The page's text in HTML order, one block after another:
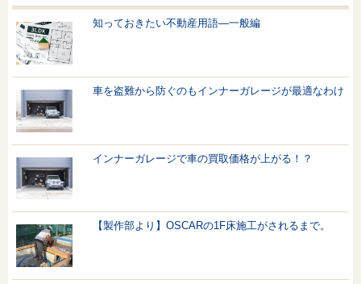
知っておきたい不動産用語—一般編
車を盗難から防ぐのもインナーガレージが最適なわけ
インナーガレージで車の買取価格が上がる！？
【製作部より】OSCARの1F床施工がされるまで。